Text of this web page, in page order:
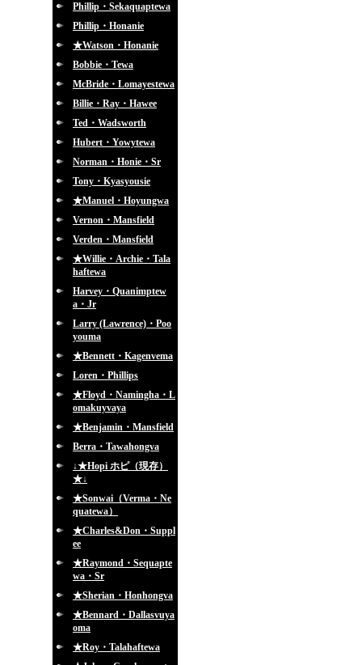
Phillip・Sekaquaptewa
Phillip・Honanie
★Watson・Honanie
Bobbie・Tewa
McBride・Lomayestewa
Billie・Ray・Hawee
Ted・Wadsworth
Hubert・Yowytewa
Norman・Honie・Sr
Tony・Kyasyousie
★Manuel・Hoyungwa
Vernon・Mansfield
Verden・Mansfield
★Willie・Archie・Tala
haftewa
Harvey・Quanimptew
a・Jr
Larry (Lawrence)・Poo
youma
★Bennett・Kagenvema
Loren・Phillips
★Floyd・Namingha・L
omakuyvaya
★Benjamin・Mansfield
Berra・Tawahongva
↓★Hopi ホピ（現存）
★↓
★Sonwai（Verma・Ne
quatewa）
★Charles&Don・Suppl
ee
★Raymond・Sequapte
wa・Sr
★Sherian・Honhongva
★Bennard・Dallasvuya
oma
★Roy・Talahaftewa